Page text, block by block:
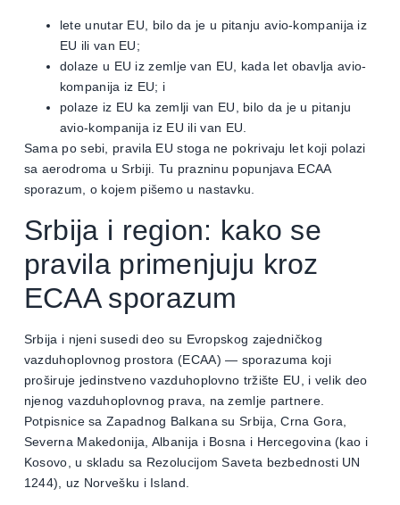
lete unutar EU, bilo da je u pitanju avio-kompanija iz
EU ili van EU;
dolaze u EU iz zemlje van EU, kada let obavlja avio-
kompanija iz EU; i
polaze iz EU ka zemlji van EU, bilo da je u pitanju
avio-kompanija iz EU ili van EU.
Sama po sebi, pravila EU stoga ne pokrivaju let koji polazi
sa aerodroma u Srbiji. Tu prazninu popunjava ECAA
sporazum, o kojem pišemo u nastavku.
Srbija i region: kako se
pravila primenjuju kroz
ECAA sporazum
Srbija i njeni susedi deo su Evropskog zajedničkog
vazduhoplovnog prostora (ECAA) — sporazuma koji
proširuje jedinstveno vazduhoplovno tržište EU, i velik deo
njenog vazduhoplovnog prava, na zemlje partnere.
Potpisnice sa Zapadnog Balkana su Srbija, Crna Gora,
Severna Makedonija, Albanija i Bosna i Hercegovina (kao i
Kosovo, u skladu sa Rezolucijom Saveta bezbednosti UN
1244), uz Norvešku i Island.